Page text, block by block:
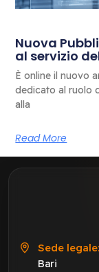
Nuova
al servizio
È online il nuovo
dedicato al ruolo
alla
Read More
Sede legale:
Bari